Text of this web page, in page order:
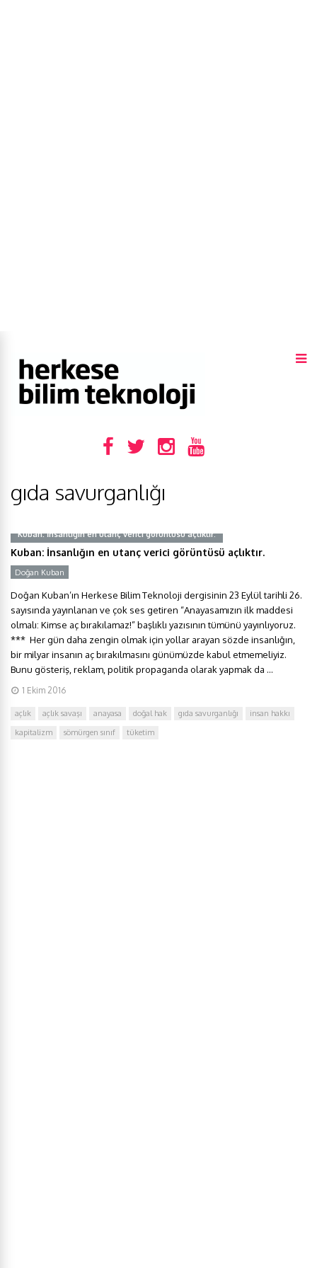
gıda savurganlığı
Kuban: İnsanlığın en utanç verici görüntüsü açlıktır.
Kuban: İnsanlığın en utanç verici görüntüsü açlıktır.
Doğan Kuban
Doğan Kuban’ın Herkese Bilim Teknoloji dergisinin 23 Eylül tarihli 26.
sayısında yayınlanan ve çok ses getiren “Anayasamızın ilk maddesi
olmalı: Kimse aç bırakılamaz!” başlıklı yazısının tümünü yayınlıyoruz.
*** Her gün daha zengin olmak için yollar arayan sözde insanlığın,
bir milyar insanın aç bırakılmasını günümüzde kabul etmemeliyiz.
Bunu gösteriş, reklam, politik propaganda olarak yapmak da ...
1 Ekim 2016
açlık açlık savaşı anayasa doğal hak gıda savurganlığı
insan hakkı
kapitalizm
sömürgen sınıf tüketim